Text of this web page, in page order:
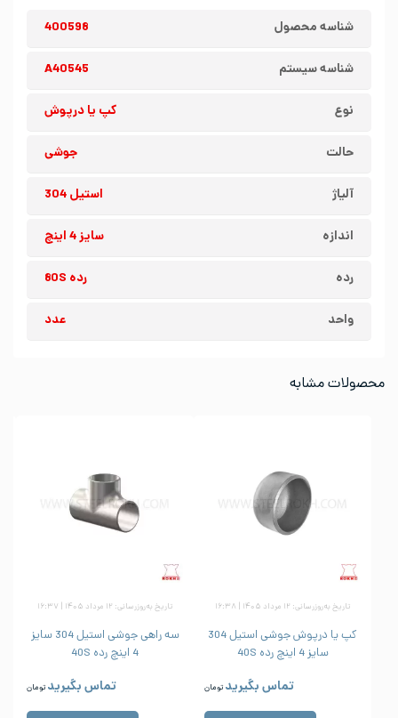
شناسه محصول 400598
شناسه سیستم A40545
نوع کپ یا درپوش
حالت جوشی
آلیاژ استیل 304
اندازه سایز 4 اینچ
رده رده 80S
واحد عدد
محصولات مشابه
تاریخ به‌روزرسانی: ۱۲ مرداد ۱۴۰۵ | ۱۶:۳۸
کپ یا درپوش جوشی استیل 304
سایز 4 اینچ رده 40S
تماس بگیرید تومان
تاریخ به‌روزرسانی: ۱۲ مرداد ۱۴۰۵ | ۱۶:۳۷
سه راهی جوشی استیل 304 سایز
4 اینچ رده 40S
تماس بگیرید تومان